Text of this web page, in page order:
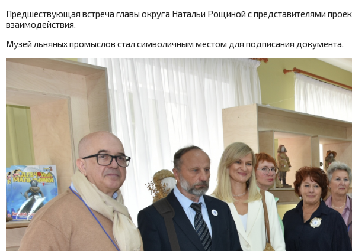
Предшествующая встреча главы округа Натальи Рощиной с представителями
взаимодействия.
Музей льняных промыслов стал символичным местом для подписания документа.